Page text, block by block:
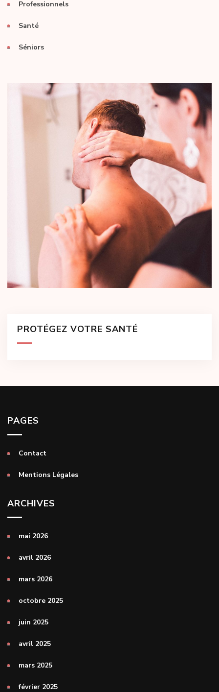
Professionnels
Santé
Séniors
PROTÉGEZ VOTRE SANTÉ
PAGES
Contact
Mentions Légales
ARCHIVES
mai 2026
avril 2026
mars 2026
octobre 2025
juin 2025
avril 2025
mars 2025
février 2025